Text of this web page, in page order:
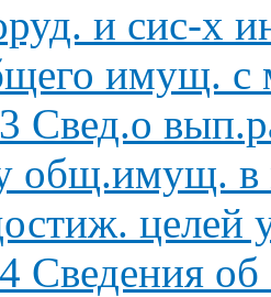
и сис-х
имущ. с
Свед.о
общ.имущ. в
Сведения